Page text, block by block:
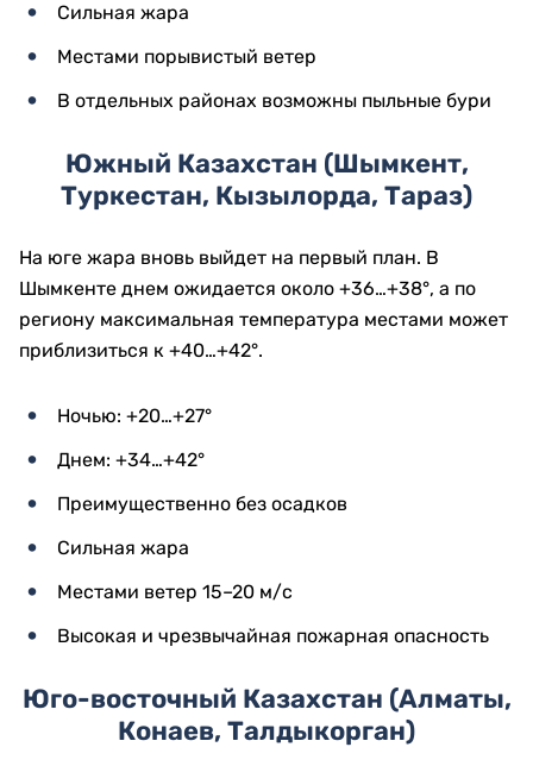
Сильная жара
Местами порывистый ветер
В отдельных районах возможны пыльные бури
Южный Казахстан (Шымкент,
Туркестан, Кызылорда, Тараз)
На юге жара вновь выйдет на первый план. В
Шымкенте днем ожидается около +36…+38°, а по
региону максимальная температура местами может
приблизиться к +40…+42°.
Ночью: +20…+27°
Днем: +34…+42°
Преимущественно без осадков
Сильная жара
Местами ветер 15–20 м/с
Высокая и чрезвычайная пожарная опасность
Юго-восточный Казахстан (Алматы,
Конаев, Талдыкорган)